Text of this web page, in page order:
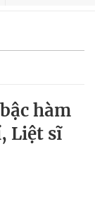
hàm
Liệt sĩ